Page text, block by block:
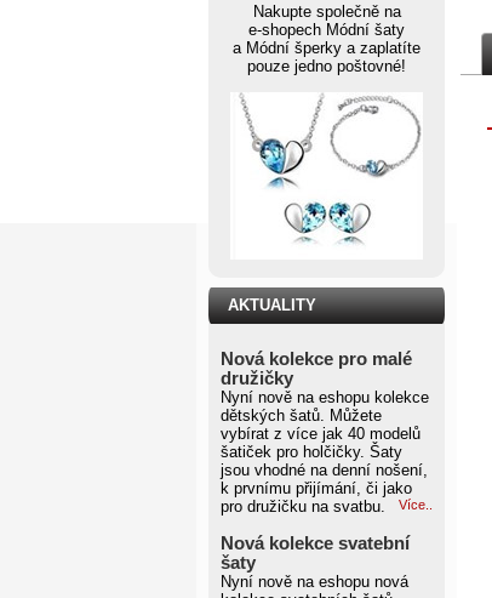
Nakupte společně na
e-shopech Módní šaty
a Módní šperky a zaplatíte
pouze jedno poštovné!
AKTUALITY
Nová kolekce pro malé
družičky
Nyní nově na eshopu kolekce
dětských šatů. Můžete
vybírat z více jak 40 modelů
šatiček pro holčičky. Šaty
jsou vhodné na denní nošení,
k prvnímu přijímání, či jako
pro družičku na svatbu.
Více..
Nová kolekce svatební
šaty
Nyní nově na eshopu nová